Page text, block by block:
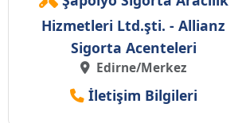
Hizmetleri Ltd.şti. - Allianz
Sigorta Acenteleri
Edirne/Merkez
İletişim Bilgileri